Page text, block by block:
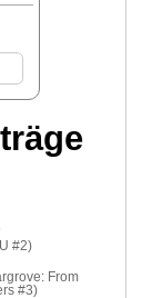
#2)
From
#3)